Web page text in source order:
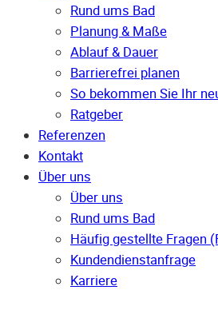
Rund ums Bad
Planung & Maße
Ablauf & Dauer
Barrierefrei planen
So bekommen Sie Ihr
Ratgeber
Referenzen
Kontakt
Über uns
Über uns
Rund ums Bad
Häufig gestellte Fragen
Kunden­dienst­anfrage
Karriere